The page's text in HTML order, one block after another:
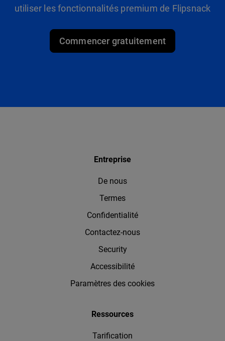
utiliser les fonctionnalités premium de Flipsnack
Commencer gratuitement
Entreprise
De nous
Termes
Confidentialité
Contactez-nous
Security
Accessibilité
Paramètres des cookies
Ressources
Tarification